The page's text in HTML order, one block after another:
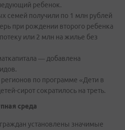
ребенок.
семей получили по 1 млн рублей
при рождении второго ребенка
или 2 млн на жилье без
— добавлена
по программе «Дети в
сирот сократилось на треть.
среда
установлены значимые